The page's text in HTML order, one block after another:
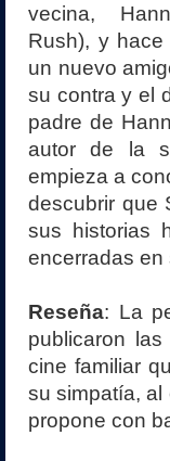
vecina,
Rush), y hace
un nuevo
su contra y el
padre de
autor de la
empieza a
descubrir que
sus historias
encerradas en
Reseña: La
publicaron
cine familiar
su simpatía, al
propone con